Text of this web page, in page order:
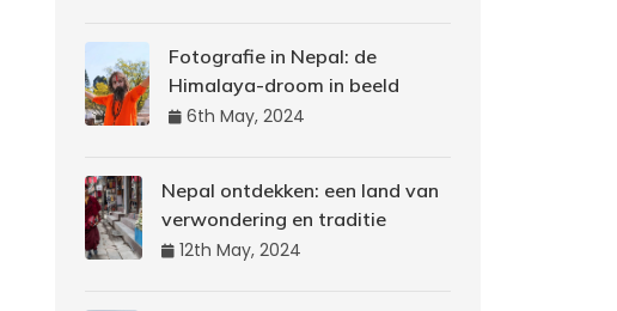
Fotografie in Nepal: de
Himalaya-droom in beeld
6th May, 2024
Nepal ontdekken: een land van
verwondering en traditie
12th May, 2024